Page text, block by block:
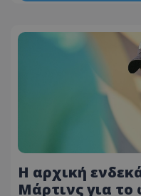
Η αρχική
Μάρτινς για το